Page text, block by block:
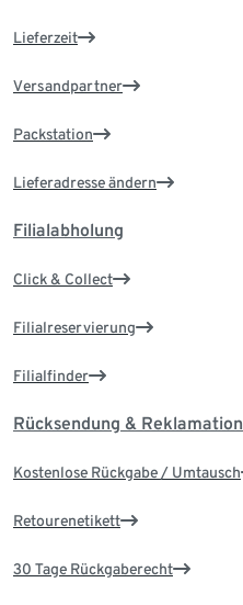
Lieferzeit
Versandpartner
Packstation
Lieferadresse ändern
Filialabholung
Click & Collect
Filialreservierung
Filialfinder
Rücksendung & Reklamation
Kostenlose Rückgabe / Umtausch
Retourenetikett
30 Tage Rückgaberecht